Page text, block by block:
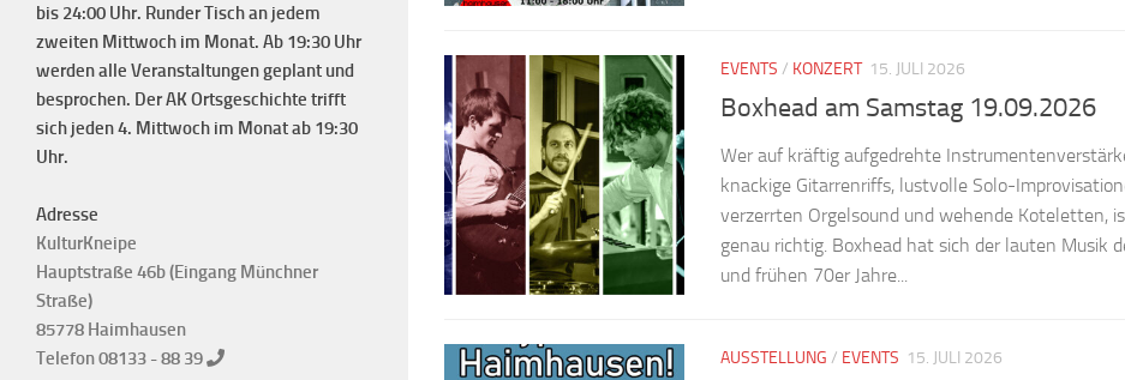
EVENTS / KONZERT 15. JULI 2026
Boxhead am Samstag 19.09.2026
Wer auf kräftig aufgedrehte
knackige Gitarrenriffs, lustvolle Solo-
verzerrten Orgelsound und wehende Koteletten,
genau richtig. Boxhead hat sich der lauten Musik
und frühen 70er Jahre...
AUSSTELLUNG / EVENTS 15. JULI 2026
bis 24:00 Uhr. Runder Tisch an jedem
zweiten Mittwoch im Monat. Ab 19:30 Uhr
werden alle Veranstaltungen geplant und
besprochen. Der AK Ortsgeschichte trifft
sich jeden 4. Mittwoch im Monat ab 19:30
Uhr.
Adresse
KulturKneipe
Hauptstraße 46b (Eingang Münchner
Straße)
85778 Haimhausen
Telefon 08133 - 88 39